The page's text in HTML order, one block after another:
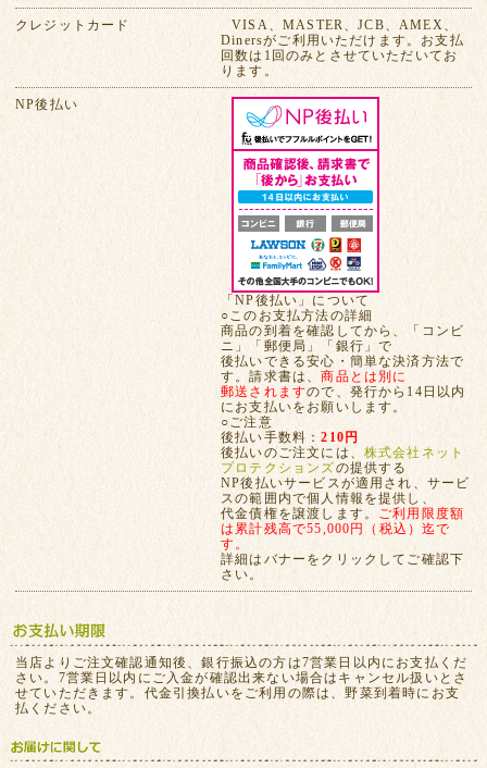
クレジットカード
VISA、MASTER、JCB、AMEX、
Dinersがご利用いただけます。お支払
回数は1回のみとさせていただいてお
ります。
NP後払い
「NP後払い」について
○このお支払方法の詳細
商品の到着を確認してから、「コンビ
ニ」「郵便局」「銀行」で
後払いできる安心・簡単な決済方法で
す。請求書は、商品とは別に
郵送されますので、発行から14日以内
にお支払いをお願いします。
○ご注意
後払い手数料：210円
後払いのご注文には、 株式会社ネット
プロテクションズの提供する
NP後払いサービスが適用され、サービ
スの範囲内で個人情報を提供し、
代金債権を譲渡します。 ご利用限度額
は累計残高で55,000円（税込）迄で
す。
詳細はバナーをクリックしてご確認下
さい。
当店よりご注文確認通知後、銀行振込の方は7営業日以内にお支払くだ
さい。7営業日以内にご入金が確認出来ない場合はキャンセル扱いとさ
せていただきます。代金引換払いをご利用の際は、野菜到着時にお支
払ください。